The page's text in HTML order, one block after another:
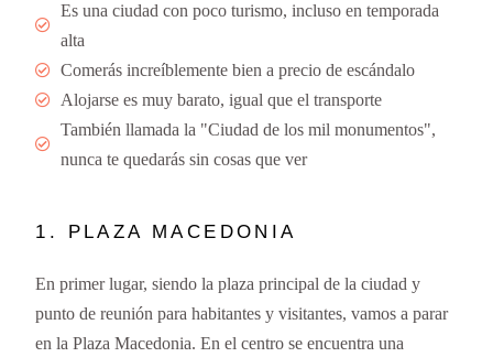
Es una ciudad con poco turismo, incluso en temporada
alta
Comerás increíblemente bien a precio de escándalo
Alojarse es muy barato, igual que el transporte
También llamada la "Ciudad de los mil monumentos",
nunca te quedarás sin cosas que ver
1. PLAZA MACEDONIA
En primer lugar, siendo la plaza principal de la ciudad y
punto de reunión para habitantes y visitantes, vamos a parar
en la Plaza Macedonia. En el centro se encuentra una